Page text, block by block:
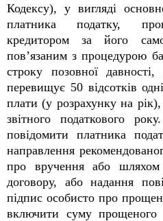
Кодексу), у вигляді
платника податку,
кредитором за його
пов’язаним з процедурою
строку позовної
перевищує 50 відсотків
плати (у розрахунку на
звітного податкового
повідомити платника
направлення
про вручення або шляхом
договору, або надання
підпис особисто про
включити суму прощеного